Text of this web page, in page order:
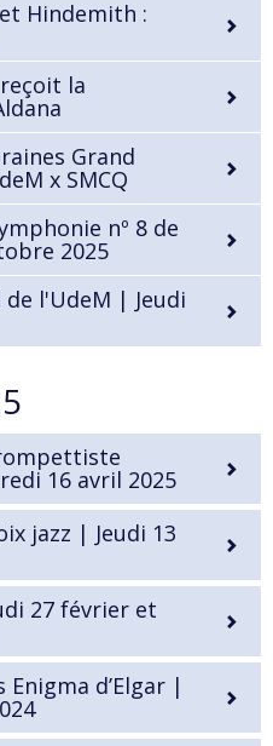
Hindemith :
la
Grand
x SMCQ
nº 8 de
2025
de l'UdeM | Jeudi
16 avril 2025
jazz | Jeudi 13
27 février et
Enigma d’Elgar |